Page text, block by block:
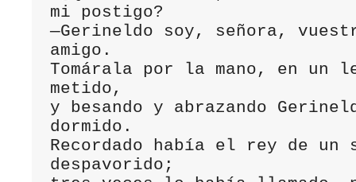
mi postigo?
—Gerineldo soy, señora,
amigo.
Tomárala por la mano, en un
metido,
y besando y abrazando
dormido.
Recordado había el rey de un
despavorido;